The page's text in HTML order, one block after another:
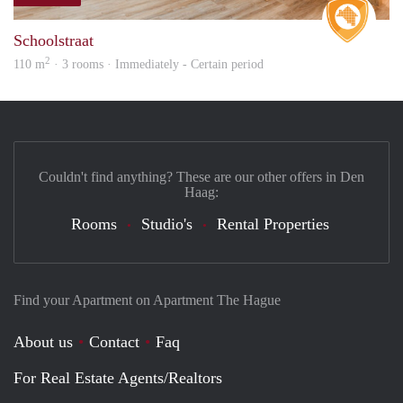
Schoolstraat
110 m2 · 3 rooms · Immediately - Certain period
Find your Apartment on Apartment The Hague
About us Contact
Faq
For Real Estate Agents/Realtors
Couldn't find anything? These are our other offers in Den
Haag:
Rooms Studio's Rental Properties